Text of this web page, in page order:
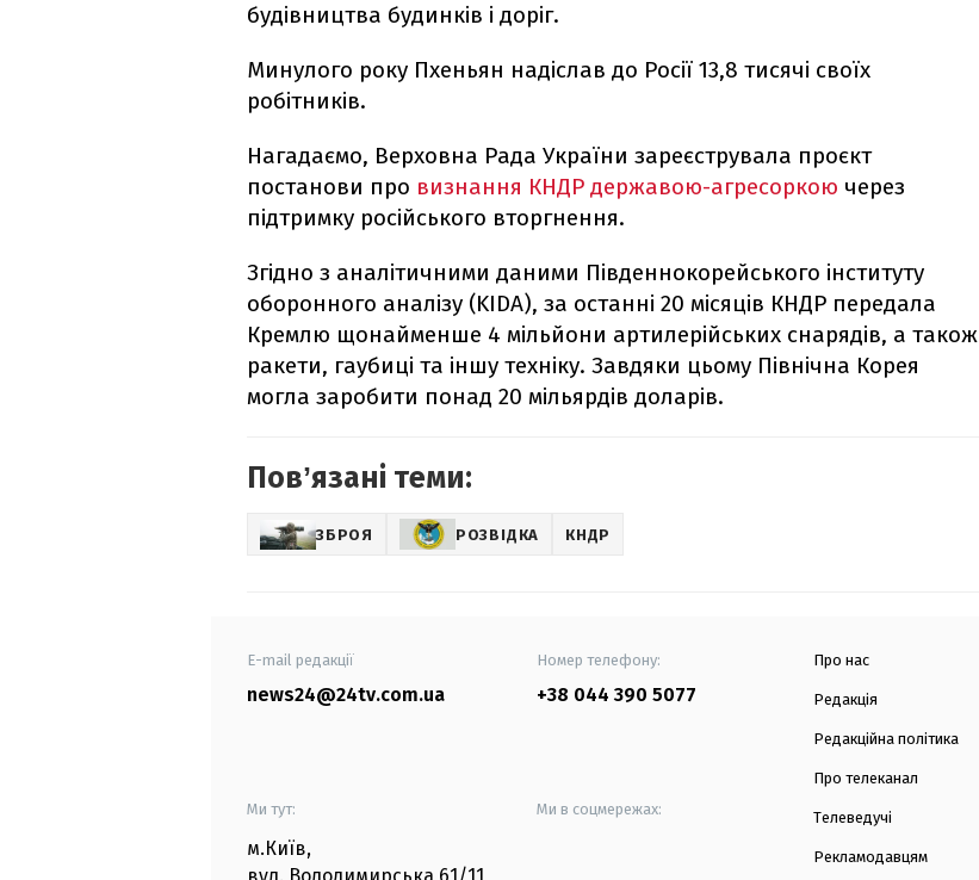
будівництва будинків і доріг.
Минулого року Пхеньян надіслав до Росії 13,8 тисячі своїх
робітників.
Нагадаємо, Верховна Рада України зареєструвала проєкт
постанови про визнання КНДР державою-агресоркою через
підтримку російського вторгнення.
Згідно з аналітичними даними Південнокорейського інституту
оборонного аналізу (KIDA), за останні 20 місяців КНДР передала
Кремлю щонайменше 4 мільйони артилерійських снарядів, а також
ракети, гаубиці та іншу техніку. Завдяки цьому Північна Корея
могла заробити понад 20 мільярдів доларів.
Повʼязані теми:
ЗБРОЯ РОЗВІДКА КНДР
E-mail редакції
news24@24tv.com.ua
Номер телефону:
+38 044 390 5077
Ми тут:
м.Київ,
Ми в соцмережах:
Про нас
Редакція
Редакційна політика
Про телеканал
Телеведучі
Рекламодавцям